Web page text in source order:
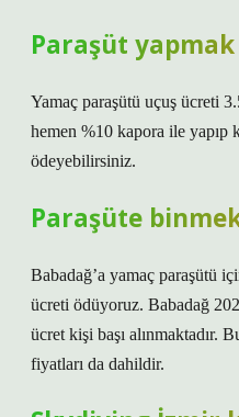
Paraşüt yapmak
Yamaç paraşütü uçuş ücreti
hemen %10 kapora ile yapıp
ödeyebilirsiniz.
Paraşüte
Babadağ’a yamaç paraşütü
ücreti ödüyoruz. Babadağ
ücret kişi başı alınmaktadır.
fiyatları da dahildir.